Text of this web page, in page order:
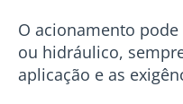
O acionamento
ou hidráulico,
aplicação e as